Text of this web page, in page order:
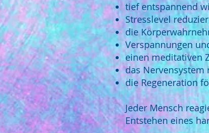
tief entspannend
Stresslevel
die
Verspannungen
einen meditativen
das Nervensystem
die Regeneration
Jeder Mensch
Entstehen eines